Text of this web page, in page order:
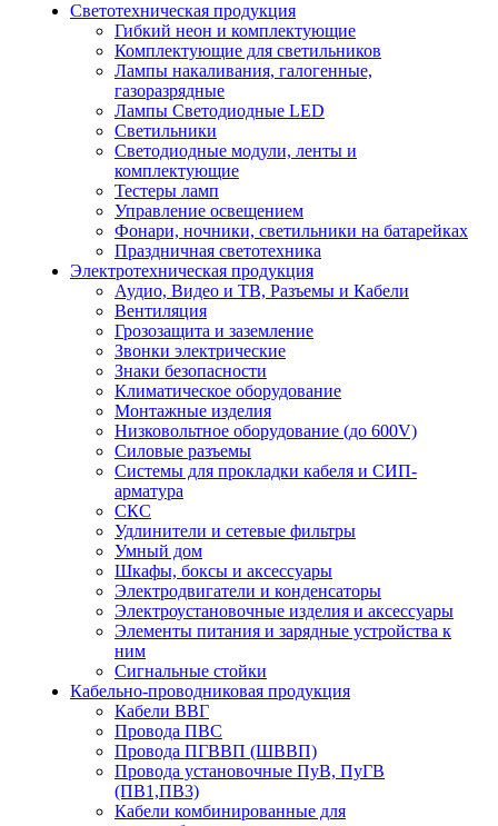
Светотехническая продукция
Гибкий неон и комплектующие
Комплектующие для светильников
Лампы накаливания, галогенные,
газоразрядные
Лампы Светодиодные LED
Светильники
Светодиодные модули, ленты и
комплектующие
Тестеры ламп
Управление освещением
Фонари, ночники, светильники на батарейках
Праздничная светотехника
Электротехническая продукция
Аудио, Видео и ТВ, Разъемы и Кабели
Вентиляция
Грозозащита и заземление
Звонки электрические
Знаки безопасности
Климатическое оборудование
Монтажные изделия
Низковольтное оборудование (до 600V)
Силовые разъемы
Системы для прокладки кабеля и СИП-
арматура
СКС
Удлинители и сетевые фильтры
Умный дом
Шкафы, боксы и аксессуары
Электродвигатели и конденсаторы
Электроустановочные изделия и аксессуары
Элементы питания и зарядные устройства к
ним
Сигнальные стойки
Кабельно-проводниковая продукция
Кабели ВВГ
Провода ПВС
Провода ПГВВП (ШВВП)
Провода установочные ПуВ, ПуГВ
(ПВ1,ПВ3)
Кабели комбинированные для